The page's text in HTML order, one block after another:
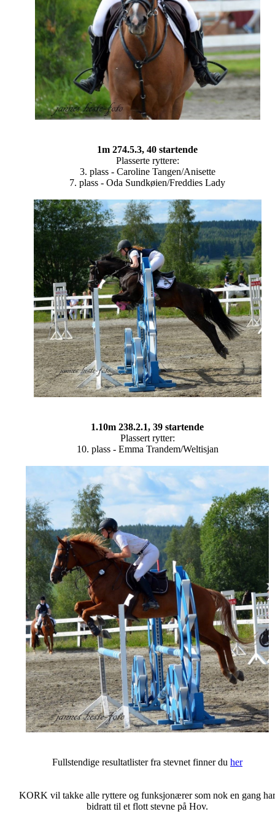
1m 274.5.3, 40 startende
Plasserte ryttere:
3. plass - Caroline Tangen/Anisette
7. plass - Oda Sundkøien/Freddies Lady
1.10m 238.2.1, 39 startende
Plassert rytter:
10. plass - Emma Trandem/Weltisjan
Fullstendige resultatlister fra stevnet finner du her
KORK vil takke alle ryttere og funksjonærer som nok en gang har
bidratt til et flott stevne på Hov.